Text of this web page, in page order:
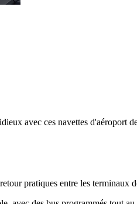
avec ces navettes d'aéroport
pratiques entre les terminaux